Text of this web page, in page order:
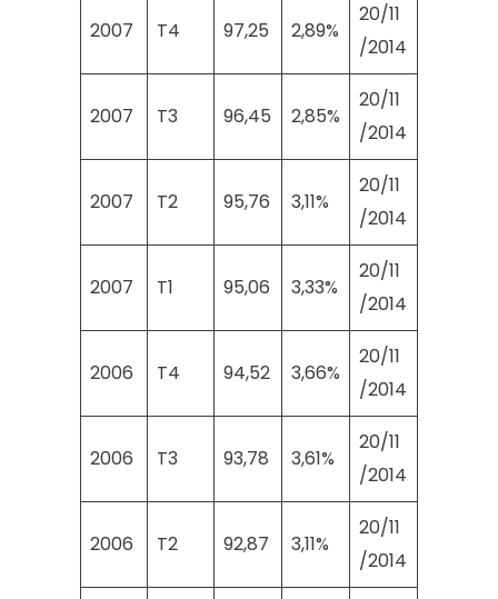
2007 T4 97,25 2,89%
20/11
/2014
2007 T3 96,45 2,85%
20/11
/2014
2007 T2 95,76 3,11%
20/11
/2014
2007 T1 95,06 3,33%
20/11
/2014
2006 T4 94,52 3,66%
20/11
/2014
2006 T3 93,78 3,61%
20/11
/2014
2006 T2 92,87 3,11%
20/11
/2014